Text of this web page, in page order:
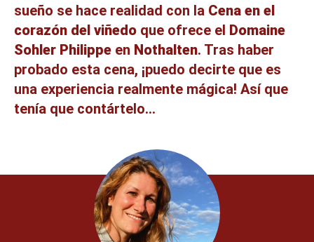
sueño se hace realidad con la Cena en el
corazón del viñedo que ofrece el Domaine
Sohler Philippe en Nothalten. Tras haber
probado esta cena, ¡puedo decirte que es
una experiencia realmente mágica! Así que
tenía que contártelo...